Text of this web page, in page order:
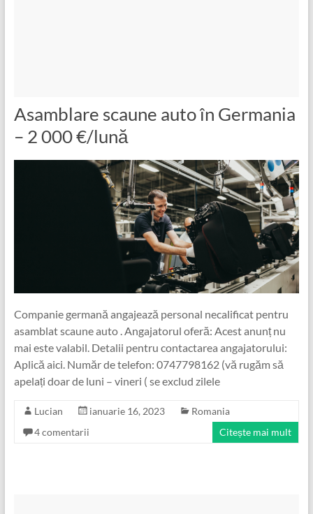
Asamblare scaune auto în Germania
– 2 000 €/lună
Companie germană angajează personal necalificat pentru
asamblat scaune auto . Angajatorul oferă: Acest anunț nu
mai este valabil. Detalii pentru contactarea angajatorului:
Aplică aici. Număr de telefon: 0747798162 (vă rugăm să
apelați doar de luni – vineri ( se exclud zilele
Lucian ianuarie 16, 2023
Romania
4 comentarii
Citește mai mult